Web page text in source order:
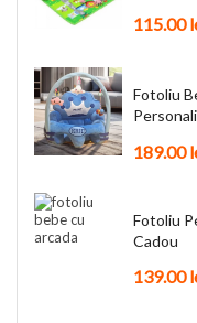
115.00
Fotoliu
189.00
Fotoliu
Cadou
139.00